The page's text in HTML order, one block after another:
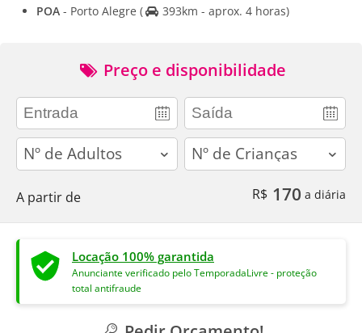
POA - Porto Alegre ( 393km - aprox. 4 horas)
Preço e disponibilidade
adults children
A partir de R$ 170 a diária
Locação 100% garantida
Anunciante verificado pelo TemporadaLivre - proteção
total antifraude